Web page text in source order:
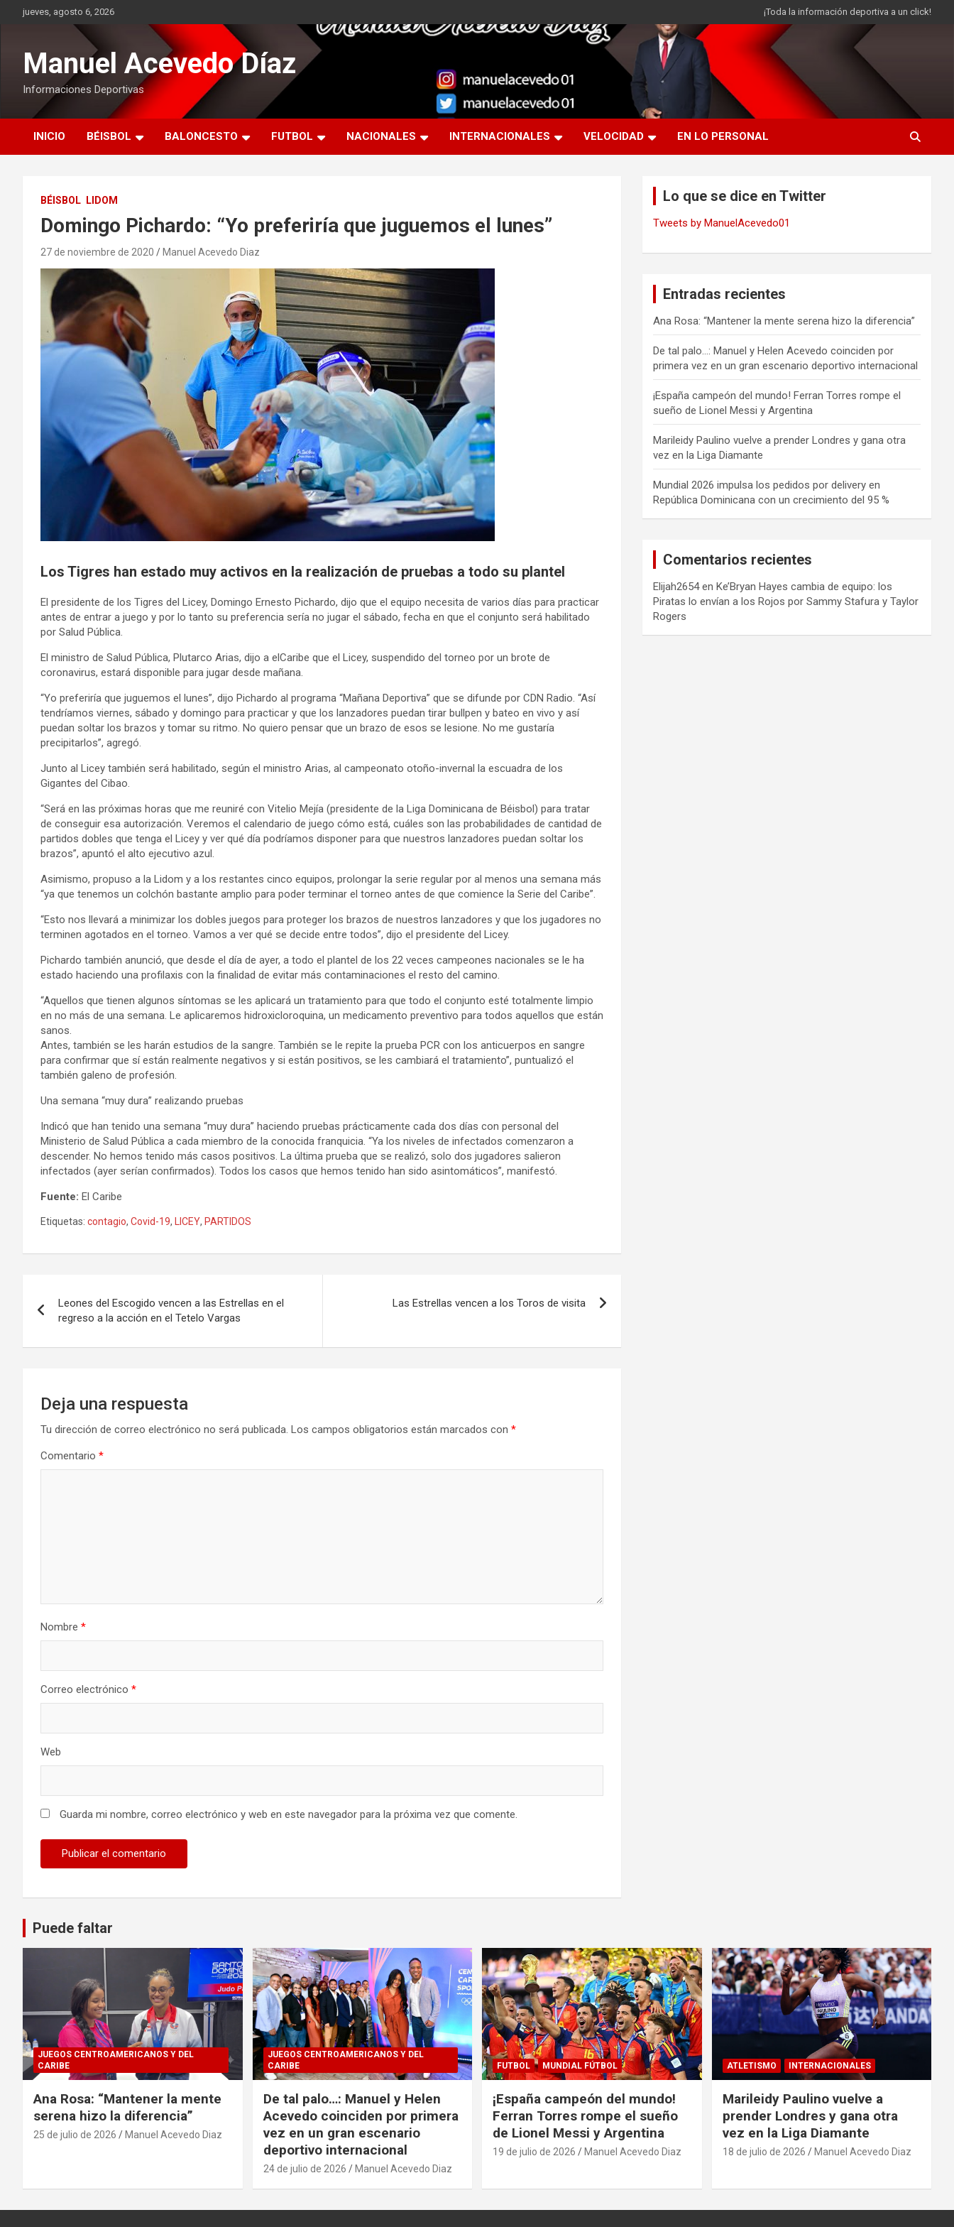
Saltarjueves, agosto 6, 2026 ¡Toda la información deportiva a un click!
Manuel Acevedo Díaz
Informaciones Deportivas
INICIO BÉISBOL BALONCESTO FUTBOL NACIONALES INTERNACIONALES VELOCIDAD EN LO PERSONAL
BÉISBOL LIDOM
Domingo Pichardo: “Yo preferiría que juguemos el lunes”
27 de noviembre de 2020 Manuel Acevedo Diaz
Los Tigres han estado muy activos en la realización de pruebas a todo su plantel
El presidente de los Tigres del Licey, Domingo Ernesto Pichardo, dijo que el equipo necesita de varios días para practicar
antes de entrar a juego y por lo tanto su preferencia sería no jugar el sábado, fecha en que el conjunto será habilitado
por Salud Pública.
El ministro de Salud Pública, Plutarco Arias, dijo a elCaribe que el Licey, suspendido del torneo por un brote de
coronavirus, estará disponible para jugar desde mañana.
“Yo preferiría que juguemos el lunes”, dijo Pichardo al programa “Mañana Deportiva” que se difunde por CDN Radio. “Así
tendríamos viernes, sábado y domingo para practicar y que los lanzadores puedan tirar bullpen y bateo en vivo y así
puedan soltar los brazos y tomar su ritmo. No quiero pensar que un brazo de esos se lesione. No me gustaría
precipitarlos”, agregó.
Junto al Licey también será habilitado, según el ministro Arias, al campeonato otoño-invernal la escuadra de los
Gigantes del Cibao.
“Será en las próximas horas que me reuniré con Vitelio Mejía (presidente de la Liga Dominicana de Béisbol) para tratar
de conseguir esa autorización. Veremos el calendario de juego cómo está, cuáles son las probabilidades de cantidad de
partidos dobles que tenga el Licey y ver qué día podríamos disponer para que nuestros lanzadores puedan soltar los
brazos”, apuntó el alto ejecutivo azul.
Asimismo, propuso a la Lidom y a los restantes cinco equipos, prolongar la serie regular por al menos una semana más
“ya que tenemos un colchón bastante amplio para poder terminar el torneo antes de que comience la Serie del Caribe”.
“Esto nos llevará a minimizar los dobles juegos para proteger los brazos de nuestros lanzadores y que los jugadores no
terminen agotados en el torneo. Vamos a ver qué se decide entre todos”, dijo el presidente del Licey.
Pichardo también anunció, que desde el día de ayer, a todo el plantel de los 22 veces campeones nacionales se le ha
estado haciendo una profilaxis con la finalidad de evitar más contaminaciones el resto del camino.
“Aquellos que tienen algunos síntomas se les aplicará un tratamiento para que todo el conjunto esté totalmente limpio
en no más de una semana. Le aplicaremos hidroxicloroquina, un medicamento preventivo para todos aquellos que están
sanos.
Antes, también se les harán estudios de la sangre. También se le repite la prueba PCR con los anticuerpos en sangre
para confirmar que sí están realmente negativos y si están positivos, se les cambiará el tratamiento”, puntualizó el
también galeno de profesión.
Una semana “muy dura” realizando pruebas
Indicó que han tenido una semana “muy dura” haciendo pruebas prácticamente cada dos días con personal del
Ministerio de Salud Pública a cada miembro de la conocida franquicia. “Ya los niveles de infectados comenzaron a
descender. No hemos tenido más casos positivos. La última prueba que se realizó, solo dos jugadores salieron
infectados (ayer serían confirmados). Todos los casos que hemos tenido han sido asintomáticos”, manifestó.
Fuente: El Caribe
Etiquetas: contagio, Covid-19, LICEY, PARTIDOS
de
entradas
Leones del Escogido vencen a las Estrellas en el
regreso a la acción en el Tetelo Vargas
Las Estrellas vencen a los Toros de visita
Deja una respuesta
Tu dirección de correo electrónico no será publicada. Los campos obligatorios están marcados con *
Comentario *
Nombre *
Correo electrónico *
Web
Guarda mi nombre, correo electrónico y web en este navegador para la próxima vez que comente.
Lo que se dice en Twitter
Tweets by ManuelAcevedo01
Entradas recientes
Ana Rosa: “Mantener la mente serena hizo la diferencia”
De tal palo…: Manuel y Helen Acevedo coinciden por
primera vez en un gran escenario deportivo internacional
¡España campeón del mundo! Ferran Torres rompe el
sueño de Lionel Messi y Argentina
Marileidy Paulino vuelve a prender Londres y gana otra
vez en la Liga Diamante
Mundial 2026 impulsa los pedidos por delivery en
República Dominicana con un crecimiento del 95 %
Comentarios recientes
Elijah2654enKe’Bryan Hayes cambia de equipo: los
Piratas lo envían a los Rojos por Sammy Stafura y Taylor
Rogers
Puede faltar
JUEGOS CENTROAMERICANOS Y DEL
CARIBE
Ana Rosa: “Mantener la mente
serena hizo la diferencia”
25 de julio de 2026 Manuel Acevedo Diaz
JUEGOS CENTROAMERICANOS Y DEL
CARIBE
De tal palo…: Manuel y Helen
Acevedo coinciden por primera
vez en un gran escenario
deportivo internacional
24 de julio de 2026 Manuel Acevedo Diaz
FUTBOL MUNDIAL FÚTBOL
¡España campeón del mundo!
Ferran Torres rompe el sueño
de Lionel Messi y Argentina
19 de julio de 2026 Manuel Acevedo Diaz
ATLETISMO INTERNACIONALES
Marileidy Paulino vuelve a
prender Londres y gana otra
vez en la Liga Diamante
18 de julio de 2026 Manuel Acevedo Diaz